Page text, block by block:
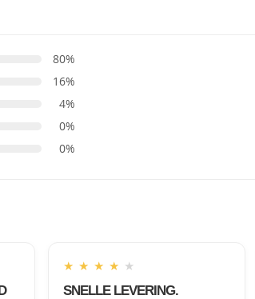
80%
16%
4%
0%
0%
★ ★ ★ ★ ★
SNELLE LEVERING.